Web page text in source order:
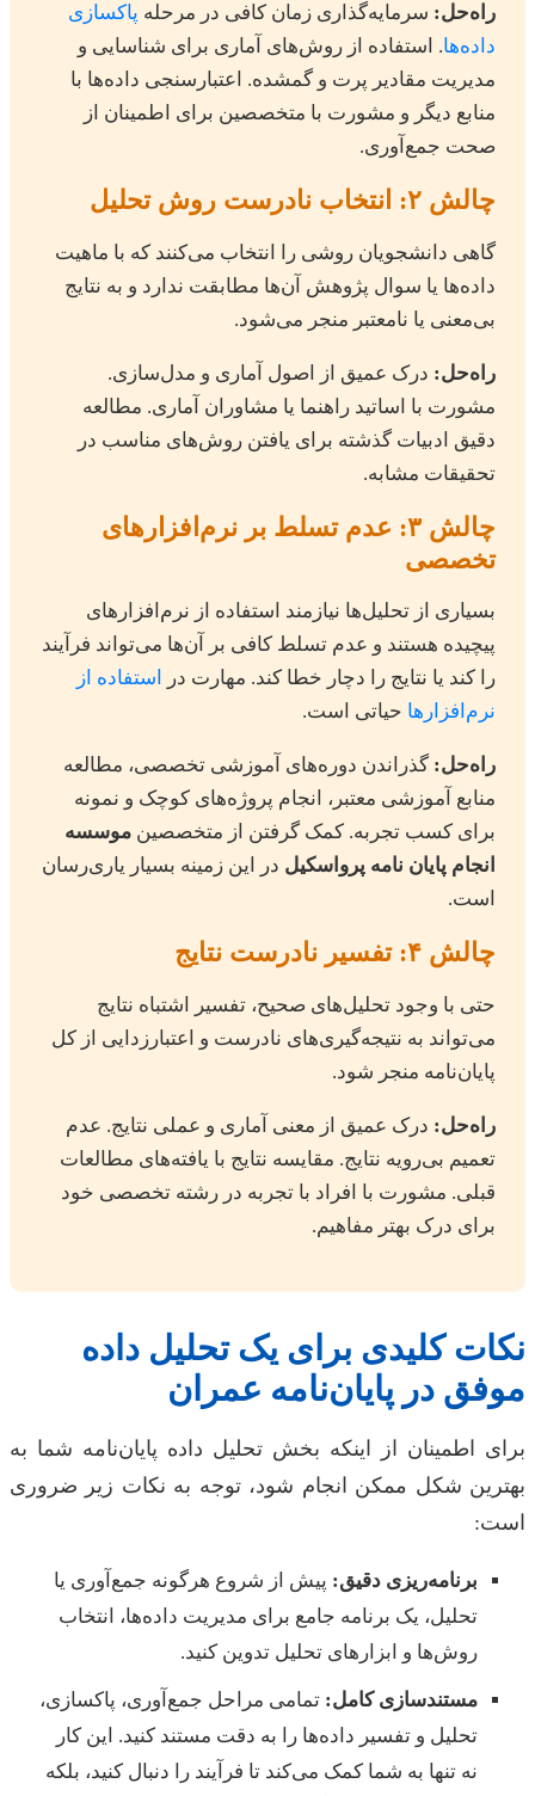
راه‌حل: سرمایه‌گذاری زمان کافی در مرحله پاکسازی
داده‌ها. استفاده از روش‌های آماری برای شناسایی و
مدیریت مقادیر پرت و گمشده. اعتبارسنجی داده‌ها با
منابع دیگر و مشورت با متخصصین برای اطمینان از
صحت جمع‌آوری.
چالش ۲: انتخاب نادرست روش تحلیل
گاهی دانشجویان روشی را انتخاب می‌کنند که با ماهیت
داده‌ها یا سوال پژوهش آن‌ها مطابقت ندارد و به نتایج
بی‌معنی یا نامعتبر منجر می‌شود.
راه‌حل: درک عمیق از اصول آماری و مدل‌سازی.
مشورت با اساتید راهنما یا مشاوران آماری. مطالعه
دقیق ادبیات گذشته برای یافتن روش‌های مناسب در
تحقیقات مشابه.
چالش ۳: عدم تسلط بر نرم‌افزارهای
تخصصی
بسیاری از تحلیل‌ها نیازمند استفاده از نرم‌افزارهای
پیچیده هستند و عدم تسلط کافی بر آن‌ها می‌تواند فرآیند
را کند یا نتایج را دچار خطا کند. مهارت در
استفاده از
نرم‌افزارها حیاتی است.
راه‌حل: گذراندن دوره‌های آموزشی تخصصی، مطالعه
منابع آموزشی معتبر، انجام پروژه‌های کوچک و نمونه
برای کسب تجربه. کمک گرفتن از متخصصین موسسه
انجام پایان نامه پرواسکیل در این زمینه بسیار یاری‌رسان
است.
چالش ۴: تفسیر نادرست نتایج
حتی با وجود تحلیل‌های صحیح، تفسیر اشتباه نتایج
می‌تواند به نتیجه‌گیری‌های نادرست و اعتبارزدایی از کل
پایان‌نامه منجر شود.
راه‌حل: درک عمیق از معنی آماری و عملی نتایج. عدم
تعمیم بی‌رویه نتایج. مقایسه نتایج با یافته‌های مطالعات
قبلی. مشورت با افراد با تجربه در رشته تخصصی خود
برای درک بهتر مفاهیم.
نکات کلیدی برای یک تحلیل داده
موفق در پایان‌نامه عمران
برای اطمینان از اینکه بخش تحلیل داده پایان‌نامه شما به
بهترین شکل ممکن انجام شود، توجه به نکات زیر ضروری
است:
برنامه‌ریزی دقیق: پیش از شروع هرگونه جمع‌آوری یا
تحلیل، یک برنامه جامع برای مدیریت داده‌ها، انتخاب
روش‌ها و ابزارهای تحلیل تدوین کنید.
مستندسازی کامل: تمامی مراحل جمع‌آوری، پاکسازی،
تحلیل و تفسیر داده‌ها را به دقت مستند کنید. این کار
نه تنها به شما کمک می‌کند تا فرآیند را دنبال کنید، بلکه